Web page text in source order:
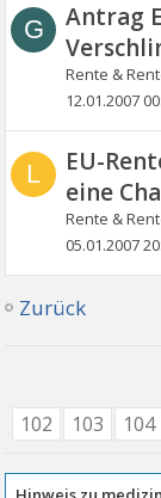
G
Antrag
Rente &
12.01.2007
L
EU-
eine
Rente &
05.01.2007
Zurück
102
103 104